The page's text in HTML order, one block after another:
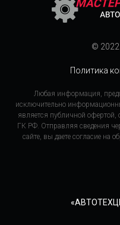
© 2022
Политика
Любая информация,
исключительно
является публичной
ГК РФ. Отправляя сведения
сайте, вы даете согласие на